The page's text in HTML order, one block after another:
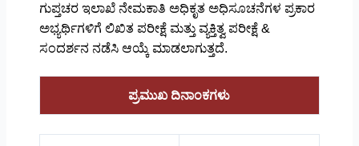
ಗುಪ್ತಚರ ಇಲಾಖೆ ನೇಮಕಾತಿ ಅಧಿಕೃತ ಅಧಿಸೂಚನೆಗಳ ಪ್ರಕಾರ
ಅಭ್ಯರ್ಥಿಗಳಿಗೆ ಲಿಖಿತ ಪರೀಕ್ಷೆ ಮತ್ತು ವ್ಯಕ್ತಿತ್ವ ಪರೀಕ್ಷೆ &
ಸಂದರ್ಶನ ನಡೆಸಿ ಆಯ್ಕೆ ಮಾಡಲಾಗುತ್ತದೆ.
ಪ್ರಮುಖ ದಿನಾಂಕಗಳು